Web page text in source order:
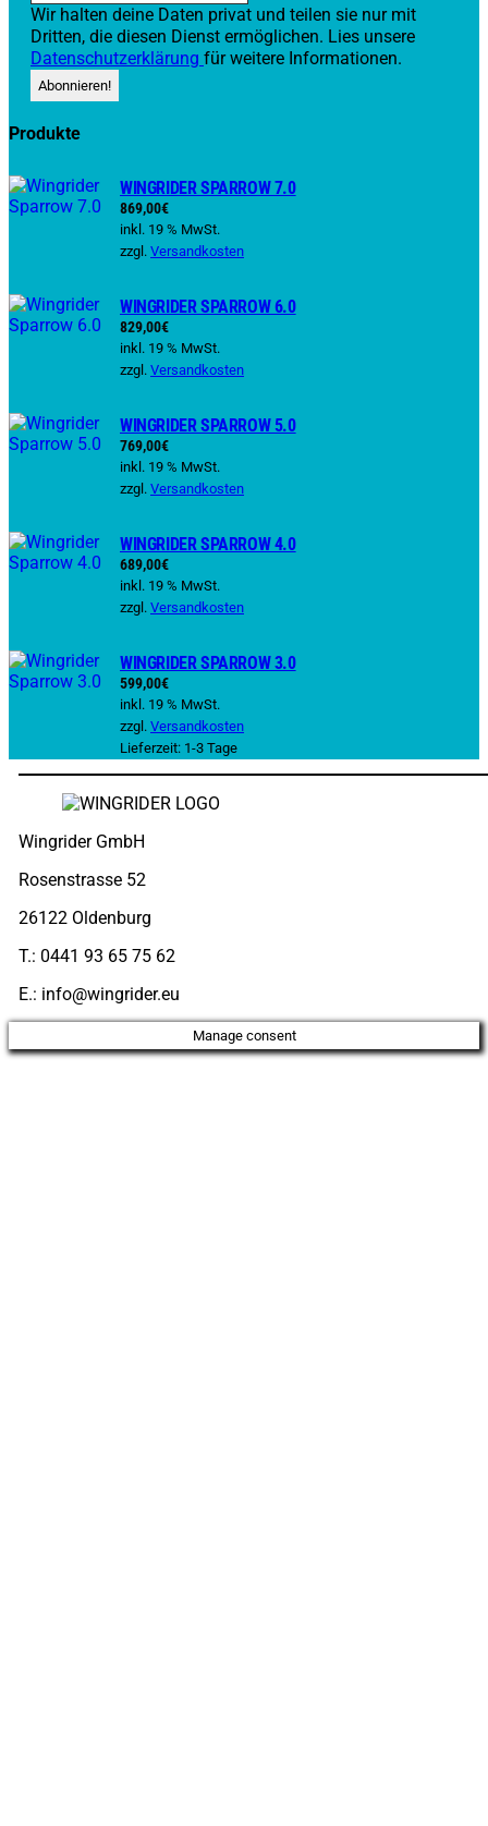
Wir halten deine Daten privat und teilen sie nur mit
Dritten, die diesen Dienst ermöglichen. Lies unsere
Datenschutzerklärung für weitere Informationen.
Produkte
WINGRIDER SPARROW 7.0
869,00€
inkl. 19 % MwSt.
zzgl. Versandkosten
WINGRIDER SPARROW 6.0
829,00€
inkl. 19 % MwSt.
zzgl. Versandkosten
WINGRIDER SPARROW 5.0
769,00€
inkl. 19 % MwSt.
zzgl. Versandkosten
WINGRIDER SPARROW 4.0
689,00€
inkl. 19 % MwSt.
zzgl. Versandkosten
WINGRIDER SPARROW 3.0
599,00€
inkl. 19 % MwSt.
zzgl. Versandkosten
Lieferzeit: 1-3 Tage
Wingrider GmbH
Rosenstrasse 52
26122 Oldenburg
T.: 0441 93 65 75 62
E.: info@wingrider.eu
Manage consent